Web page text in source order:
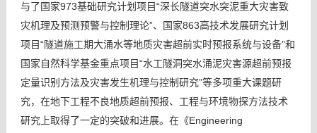
与了国家973基础研究计划项目“深长隧道突水突泥重大灾害致
灾机理及预测预警与控制理论”、国家863高技术发展研究计划
项目“隧道施工期大涌水等地质灾害超前实时预报系统与设备”和
国家自然科学基金重点项目“水工隧洞突水涌泥灾害源超前预报
定量识别方法及灾害发生机理与控制研究”等多项重大课题研
究，在地下工程不良地质超前预报、工程与环境物探方法技术
研究上取得了一定的突破和进展。在《Engineering